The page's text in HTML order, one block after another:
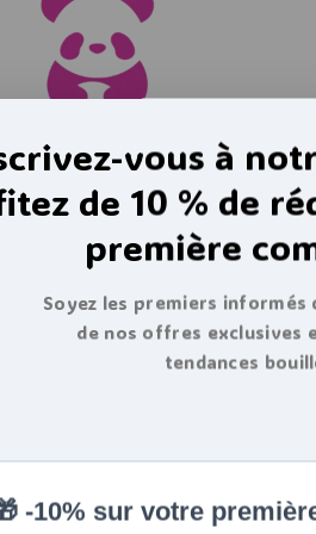
est reversé à WWF
vous à
de 10 % de
première
Soyez les premiers informés
de nos offres exclusives
tendances